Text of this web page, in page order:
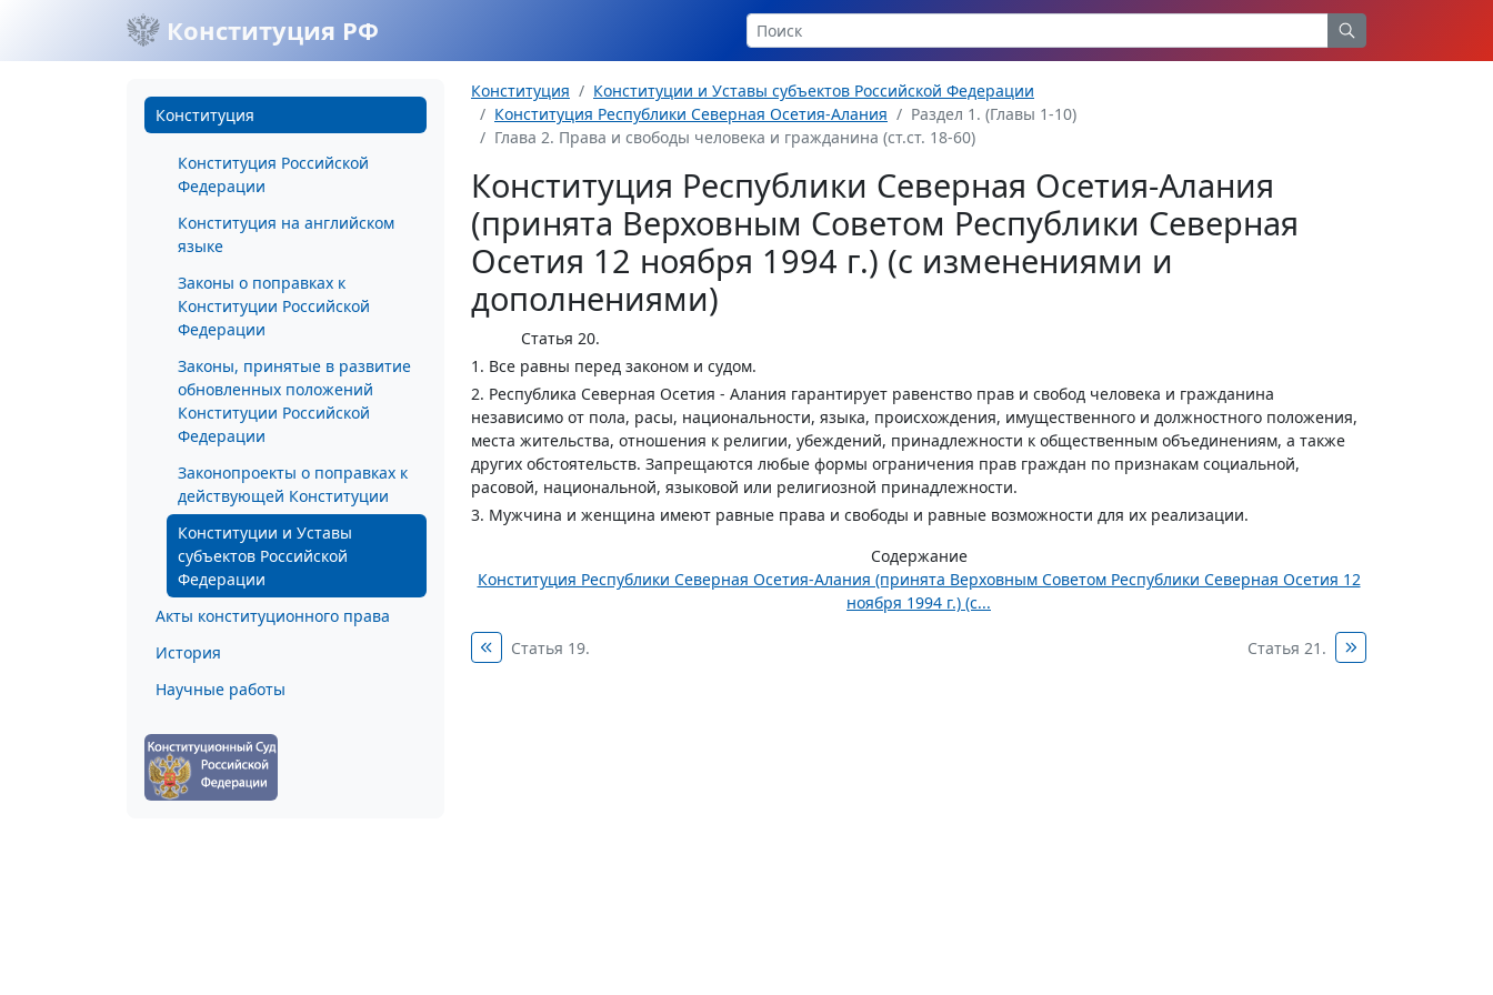
Конституция РФ
Конституция
Конституция Российской
Федерации
Конституция на английском
языке
Законы о поправках к
Конституции Российской
Федерации
Законы, принятые в развитие
обновленных положений
Конституции Российской
Федерации
Законопроекты о поправках к
действующей Конституции
Конституции и Уставы
субъектов Российской
Федерации
Акты конституционного права
История
Научные работы
Конституция
Конституции и Уставы субъектов Российской Федерации
Конституция Республики Северная Осетия-Алания
Раздел 1. (Главы 1-10)
Глава 2. Права и свободы человека и гражданина (ст.ст. 18-60)
Конституция Республики Северная Осетия-Алания
(принята Верховным Советом Республики Северная
Осетия 12 ноября 1994 г.) (с изменениями и
дополнениями)
Статья 20.
1. Все равны перед законом и судом.
2. Республика Северная Осетия - Алания гарантирует равенство прав и свобод человека и гражданина
независимо от пола, расы, национальности, языка, происхождения, имущественного и должностного положения,
места жительства, отношения к религии, убеждений, принадлежности к общественным объединениям, а также
других обстоятельств. Запрещаются любые формы ограничения прав граждан по признакам социальной,
расовой, национальной, языковой или религиозной принадлежности.
3. Мужчина и женщина имеют равные права и свободы и равные возможности для их реализации.
Содержание
Конституция Республики Северная Осетия-Алания (принята Верховным Советом Республики Северная Осетия 12
ноября 1994 г.) (с...
Статья 19. Статья 21.